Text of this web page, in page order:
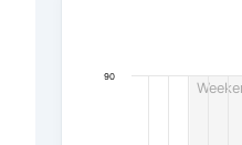
Combination chart
The chart has 3 Y
90